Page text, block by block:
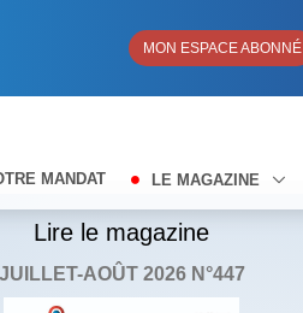
MON ESPACE ABONNÉ
MANDAT LE MAGAZINE
Lire le magazine
JUILLET-AOÛT 2026 N°447